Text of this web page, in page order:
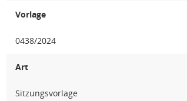
Vorlage
0438/2024
Art
Sitzungsvorlage